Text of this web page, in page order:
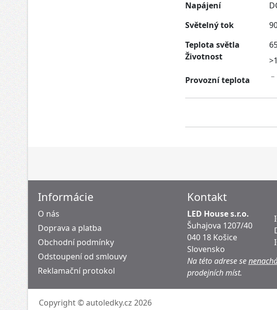
Napájení
Světelný tok
Teplota světla
Životnost
Provozní teplota
Informácie
O nás
Doprava a platba
Obchodní podmínky
Odstoupení od smlouvy
Reklamační protokol
Kontakt
LED House s.r.o.
Šuhajova 1207/40
040 18 Košice
Slovensko
Na této adrese se
prodejních míst.
Copyright © autoledky.cz 2026